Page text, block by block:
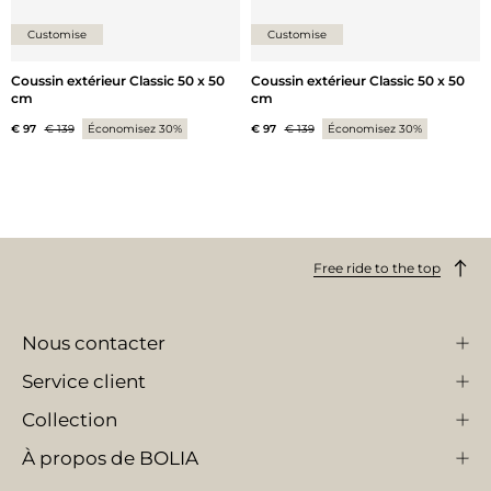
Customise
Coussin extérieur Classic 50 x 50
cm
€ 97 € 139 Économisez 30%
Customise
Coussin extérieur Classic 50 x 50
cm
€ 97 € 139 Économisez 30%
Free ride to the top
Nous contacter
Service client
Collection
À propos de BOLIA